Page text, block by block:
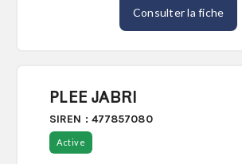
Consulter la fiche
PLEE JABRI
SIREN : 477857080
Active